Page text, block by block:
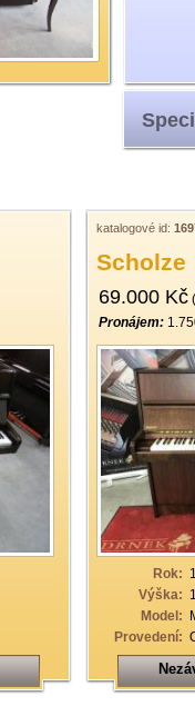
katalogové id:
Scholze
69.000 Kč
Pronájem:
Rok:
Výška:
Model:
Provedení: